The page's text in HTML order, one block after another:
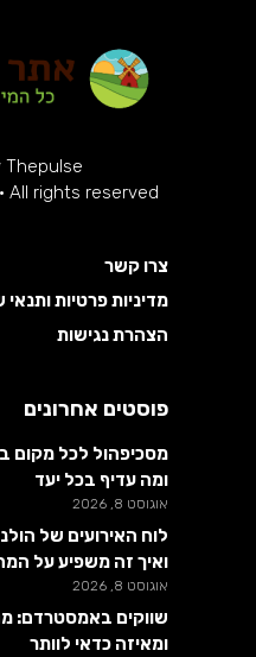
Thepulse
All rights reserved
צרו קשר
מדיניות פרטיות ותנאי
הצהרת נגישות
פוסטים אחרונים
מסכיפהול לכל מקום
ומה עדיף בכל יעד
אוגוסט 8, 2026
לוח האירועים של
ואיך זה משפיע על
אוגוסט 8, 2026
שווקים באמסטרדם:
ומאיזה כדאי לוותר